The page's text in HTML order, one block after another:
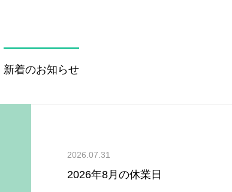
新着のお知らせ
2026.07.31
2026年8月の休業日